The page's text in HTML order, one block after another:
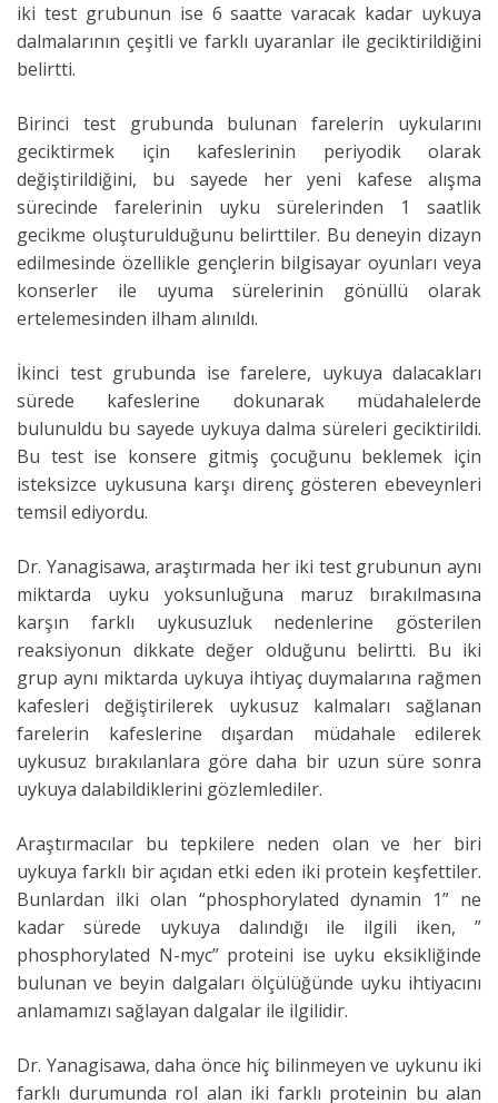
iki test grubunun ise 6 saatte varacak kadar uykuya
dalmalarının çeşitli ve farklı uyaranlar ile geciktirildiğini
belirtti.
Birinci test grubunda bulunan farelerin uykularını
geciktirmek için kafeslerinin periyodik olarak
değiştirildiğini, bu sayede her yeni kafese alışma
sürecinde farelerinin uyku sürelerinden 1 saatlik
gecikme oluşturulduğunu belirttiler. Bu deneyin dizayn
edilmesinde özellikle gençlerin bilgisayar oyunları veya
konserler ile uyuma sürelerinin gönüllü olarak
ertelemesinden ilham alınıldı.
İkinci test grubunda ise farelere, uykuya dalacakları
sürede kafeslerine dokunarak müdahalelerde
bulunuldu bu sayede uykuya dalma süreleri geciktirildi.
Bu test ise konsere gitmiş çocuğunu beklemek için
isteksizce uykusuna karşı direnç gösteren ebeveynleri
temsil ediyordu.
Dr. Yanagisawa, araştırmada her iki test grubunun aynı
miktarda uyku yoksunluğuna maruz bırakılmasına
karşın farklı uykusuzluk nedenlerine gösterilen
reaksiyonun dikkate değer olduğunu belirtti. Bu iki
grup aynı miktarda uykuya ihtiyaç duymalarına rağmen
kafesleri değiştirilerek uykusuz kalmaları sağlanan
farelerin kafeslerine dışardan müdahale edilerek
uykusuz bırakılanlara göre daha bir uzun süre sonra
uykuya dalabildiklerini gözlemlediler.
Araştırmacılar bu tepkilere neden olan ve her biri
uykuya farklı bir açıdan etki eden iki protein keşfettiler.
Bunlardan ilki olan “phosphorylated dynamin 1” ne
kadar sürede uykuya dalındığı ile ilgili iken, ”
phosphorylated N-myc” proteini ise uyku eksikliğinde
bulunan ve beyin dalgaları ölçülüğünde uyku ihtiyacını
anlamamızı sağlayan dalgalar ile ilgilidir.
Dr. Yanagisawa, daha önce hiç bilinmeyen ve uykunu iki
farklı durumunda rol alan iki farklı proteinin bu alan